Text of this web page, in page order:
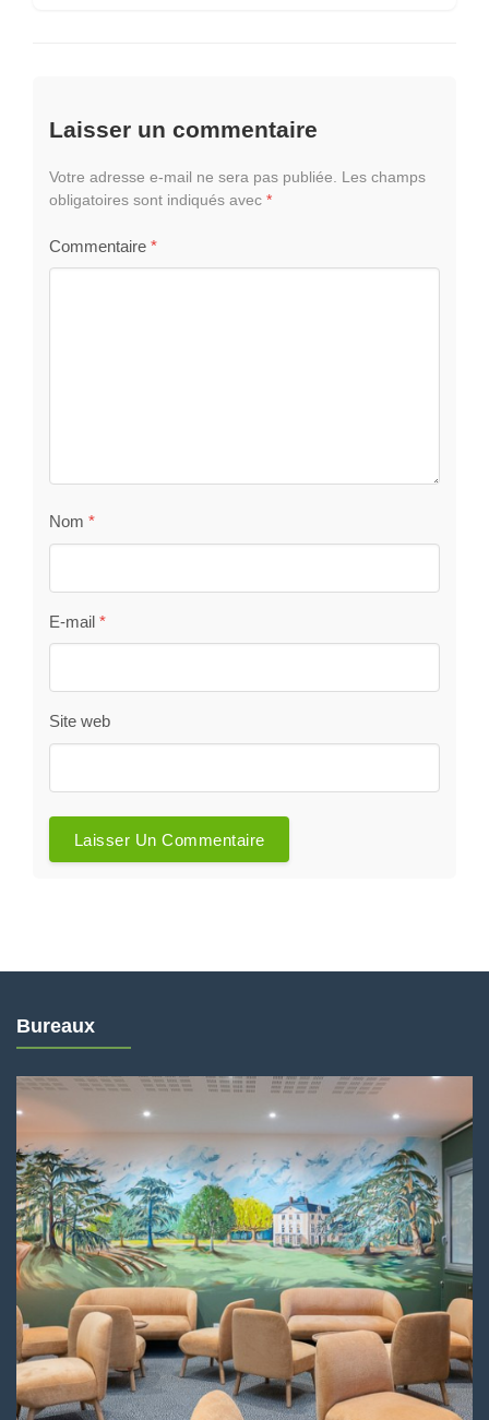
Laisser un commentaire
Votre adresse e-mail ne sera pas publiée.
Les champs
obligatoires sont indiqués avec *
Commentaire *
Nom *
E-mail *
Site web
Bureaux